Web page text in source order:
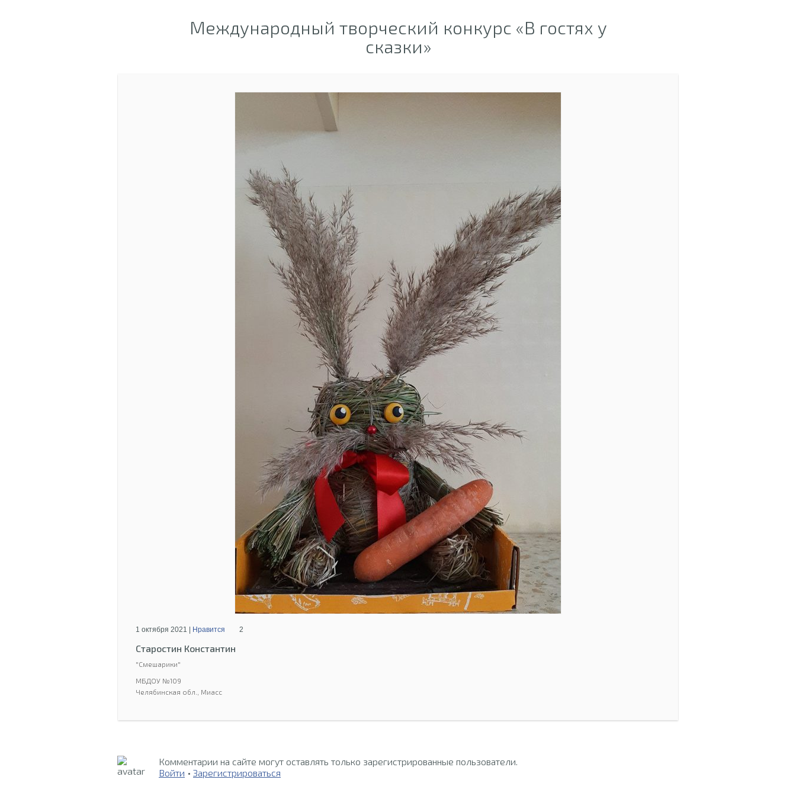
Международный творческий конкурс «В гостях у
сказки»
1 октября 2021 | Нравится 2
Старостин Константин
"Смешарики"
МБДОУ №109
Челябинская обл., Миасс
Комментарии на сайте могут оставлять только зарегистрированные пользователи.
Войти • Зарегистрироваться